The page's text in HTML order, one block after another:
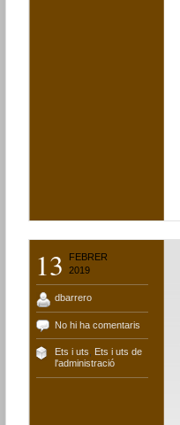
13
FEBRER
2019
dbarrero
No hi ha comentaris
Ets i uts, Ets i uts de
l'administració